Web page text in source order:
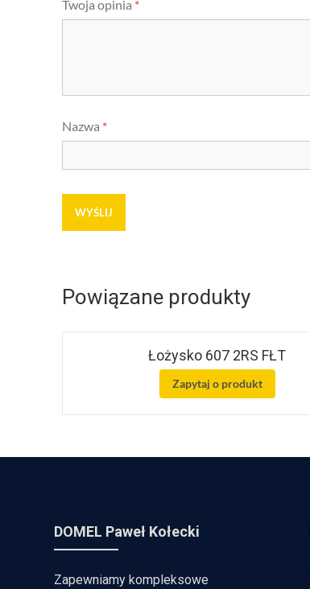
Twoja opinia *
Nazwa *
Powiązane produkty
Łożysko 607 2RS FŁT
Zapytaj o produkt
DOMEL Paweł Kołecki
Zapewniamy kompleksowe